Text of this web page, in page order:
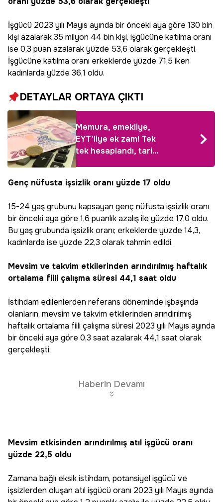
İşgücü 2023 yılı Mayıs ayında bir önceki aya göre 130 bin
kişi azalarak 35 milyon 44 bin kişi, işgücüne katılma oranı
ise 0,3 puan azalarak yüzde 53,6 olarak gerçekleşti.
İşgücüne katılma oranı erkeklerde yüzde 71,5 iken
kadınlarda yüzde 36,1 oldu.
DETAYLAR ORTAYA ÇIKTI
Memura, emekliye,
EYT'liye ek zam! Tek
tek hesaplandı, tarih
verildi
Genç nüfusta işsizlik oranı yüzde 17 oldu
15-24 yaş grubunu kapsayan genç nüfusta işsizlik oranı
bir önceki aya göre 1,6 puanlık azalış ile yüzde 17,0 oldu.
Bu yaş grubunda işsizlik oranı; erkeklerde yüzde 14,3,
kadınlarda ise yüzde 22,3 olarak tahmin edildi.
Mevsim ve takvim etkilerinden arındırılmış haftalık
ortalama fiili çalışma süresi 44,1 saat oldu
İstihdam edilenlerden referans döneminde işbaşında
olanların, mevsim ve takvim etkilerinden arındırılmış
haftalık ortalama fiili çalışma süresi 2023 yılı Mayıs ayında
bir önceki aya göre 0,3 saat azalarak 44,1 saat olarak
gerçekleşti.
Haberin Devamı
Mevsim etkisinden arındırılmış atıl işgücü oranı
yüzde 22,5 oldu
Zamana bağlı eksik istihdam, potansiyel işgücü ve
işsizlerden oluşan atıl işgücü oranı 2023 yılı Mayıs ayında